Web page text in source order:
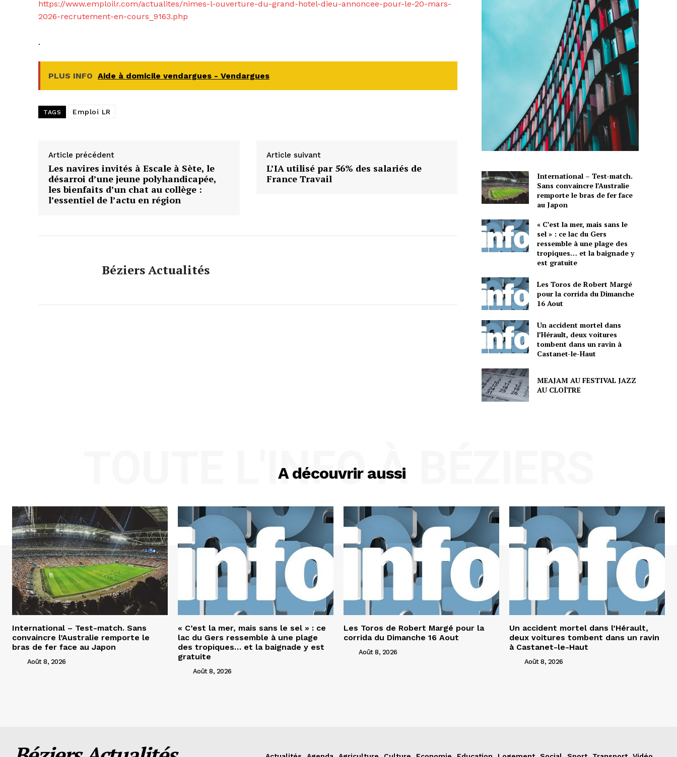
https://www.emploilr.com/actualites/nimes-l-ouverture-du-grand-hotel-dieu-annoncee-pour-le-20-mars-
2026-recrutement-en-cours_9163.php
.
PLUS INFO Aide à domicile vendargues - Vendargues
TAGS Emploi LR
Article précédent
Les navires invités à Escale à Sète, le
désarroi d’une jeune polyhandicapée,
les bienfaits d’un chat au collège :
l’essentiel de l’actu en région
Article suivant
L’IA utilisé par 56% des salariés de
France Travail
Béziers Actualités
International – Test-match.
Sans convaincre l’Australie
remporte le bras de fer face
au Japon
« C’est la mer, mais sans le
sel » : ce lac du Gers
ressemble à une plage des
tropiques… et la baignade y
est gratuite
Les Toros de Robert Margé
pour la corrida du Dimanche
16 Aout
Un accident mortel dans
l’Hérault, deux voitures
tombent dans un ravin à
Castanet-le-Haut
MEAJAM AU FESTIVAL JAZZ
AU CLOÎTRE
A découvrir aussi
TOUTE L'INFO À BÉZIERS
International – Test-match. Sans
convaincre l’Australie remporte le
bras de fer face au Japon
Août 8, 2026
« C’est la mer, mais sans le sel » : ce
lac du Gers ressemble à une plage
des tropiques… et la baignade y est
gratuite
Août 8, 2026
Les Toros de Robert Margé pour la
corrida du Dimanche 16 Aout
Août 8, 2026
Un accident mortel dans l’Hérault,
deux voitures tombent dans un ravin
à Castanet-le-Haut
Août 8, 2026